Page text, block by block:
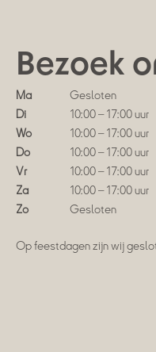
Bezoek
Ma
Gesloten
Di
10:00 – 17:00 uur
Wo
10:00 – 17:00 uur
Do
10:00 – 17:00 uur
Vr
10:00 – 17:00 uur
Za
10:00 – 17:00 uur
Zo
Gesloten
Op feestdagen zijn wij